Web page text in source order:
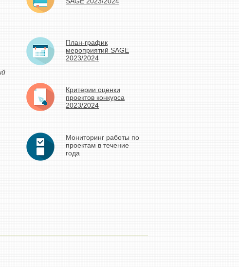
План-график
мероприятий SAGE
2023/2024
Критерии оценки
проектов конкурса
2023/2024
Мониторинг работы по
проектам в течение
года